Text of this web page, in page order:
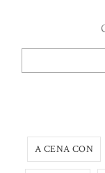
A CENA CON